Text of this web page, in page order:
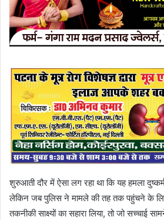
शुरुआती दौर में ऐसा लग रहा था कि यह हमला
लेकिन जब पुलिस ने मामले की तह तक पहुंचने के
तकनीकी साक्ष्यों का सहारा लिया, तो जो सच्चाई